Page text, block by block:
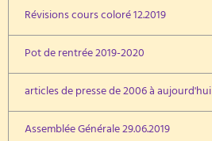
Révisions cours coloré 12.2019
Pot de rentrée 2019-2020
articles de presse de 2006 à aujourd'hui
Assemblée Générale 29.06.2019